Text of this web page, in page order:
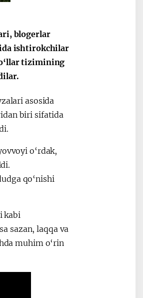
blogerlar
ishtirokchilar
tizimining
asosida
biri sifatida
o‘rdak,
qo‘nishi
kabi
sazan, laqqa va
muhim o‘rin